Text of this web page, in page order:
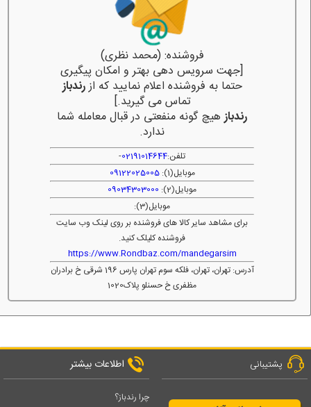
فروشنده: (محمد نظری)
[جهت سرویس دهی بهتر و امکان پیگیری
حتما به فروشنده اعلام نمایید که ازرندباز
تماس می گیرید.]
رندبازهیچ گونه منفعتی در قبال معامله شما
ندارد.
تلفن:02191014644
-
موبایل(1):
09122025005
موبایل(2):
09034303000
موبایل(3):
برای مشاهد سایر کالا های فروشنده بر روی لینک وب سایت
فروشنده کلیلک کنید.
https://www.Rondbaz.com/mandegarsim
آدرس: تهران، تهران، فلکه سوم تهران پارس 196 شرقی خ برادران
مظفری خ حسنلو پلاک1020
پشتیبانی اطلاعات بیشتر
چرا رندباز؟